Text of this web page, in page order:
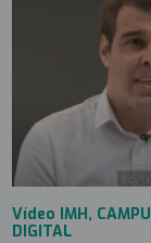
Vídeo IMH,
DIGITAL